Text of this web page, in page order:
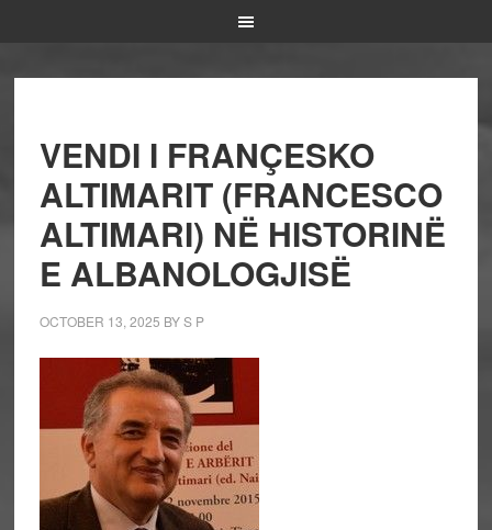
VENDI I FRANÇESKO
ALTIMARIT (FRANCESCO
ALTIMARI) NË HISTORINË
E ALBANOLOGJISË
OCTOBER 13, 2025 BYS P